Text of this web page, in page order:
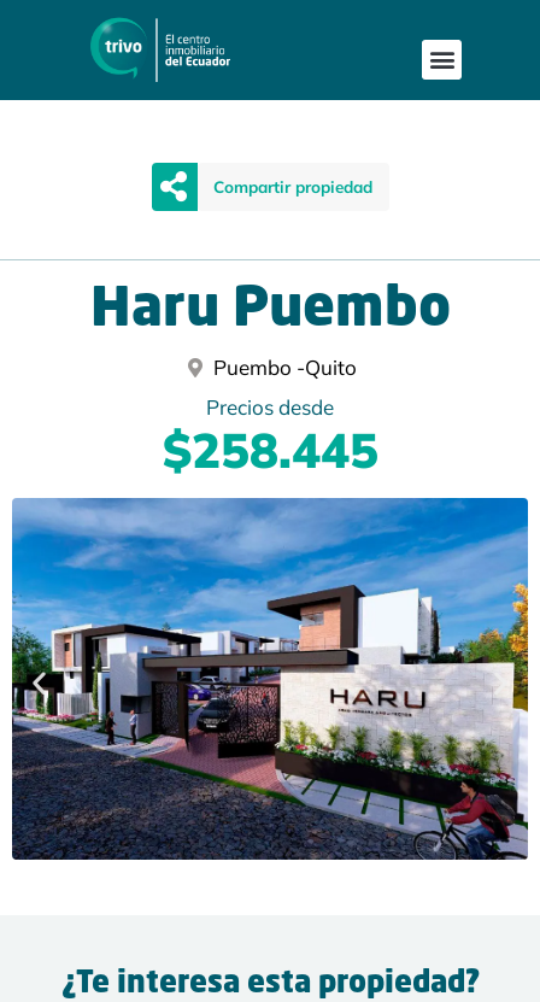
Compartir propiedad
Haru Puembo
Puembo -Quito
Precios desde
$258.445
¿Te interesa esta propiedad?